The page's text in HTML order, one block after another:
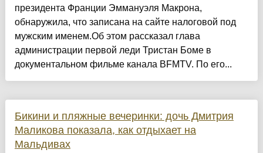
президента Франции Эммануэля Макрона,
обнаружила, что записана на сайте налоговой под
мужским именем.Об этом рассказал глава
администрации первой леди Тристан Боме в
документальном фильме канала BFMTV. По его...
Бикини и пляжные вечеринки: дочь Дмитрия
Маликова показала, как отдыхает на
Мальдивах